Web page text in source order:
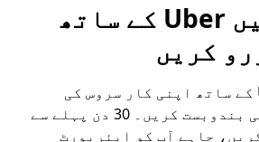
Remunaمیں Uber کے ساتھ
کریں
Remuna میں Uber کے ساتھ اپنی کار سروس کی
ضروریات کا پیشگی بندوبست کریں۔ 30 دن پہلے سے
چاہے آپ کو ایئرپورٹ